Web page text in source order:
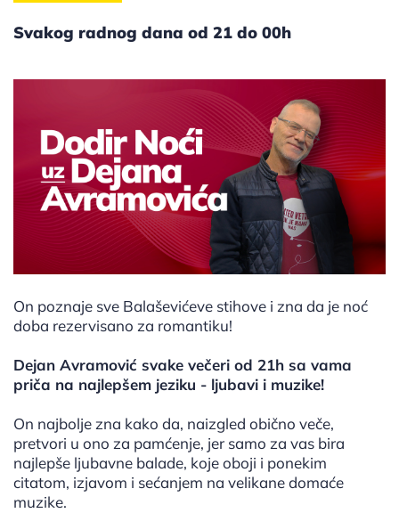
Svakog radnog dana od 21 do 00h
On poznaje sve Balaševićeve stihove i zna da je noć
doba rezervisano za romantiku!
Dejan Avramović svake večeri od 21h sa vama
priča na najlepšem jeziku - ljubavi i muzike!
On najbolje zna kako da, naizgled obično veče,
pretvori u ono za pamćenje, jer samo za vas bira
najlepše ljubavne balade, koje oboji i ponekim
citatom, izjavom i sećanjem na velikane domaće
muzike.